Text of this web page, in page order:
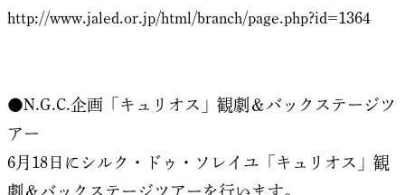
http://www.jaled.or.jp/html/branch/page.php?id=1364
●N.G.C.企画「キュリオス」観劇＆バックステージツ
アー
6月18日にシルク・ドゥ・ソレイユ「キュリオス」観
劇＆バックステージツアーを行います。